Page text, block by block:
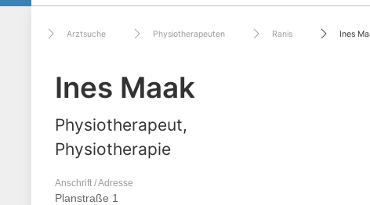
Arztsuche Physiotherapeuten Ranis Ines
Ines Maak
Physiotherapeut,
Physiotherapie
Anschrift / Adresse
Planstraße 1